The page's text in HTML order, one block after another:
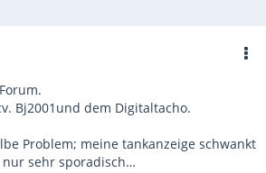
Bj2001und dem Digitaltacho.
Problem; meine tankanzeige schwankt
sehr sporadisch…